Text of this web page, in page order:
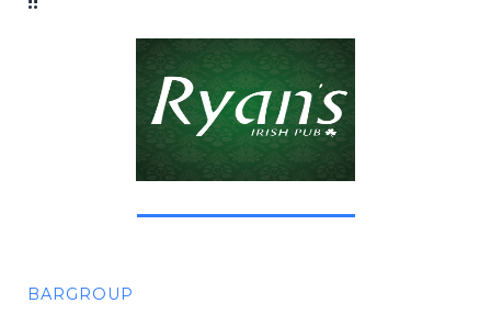
BARGROUP